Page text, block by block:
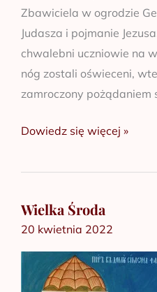
Zbawiciela w ogrodzie
Judasza i pojmanie
chwalebni uczniowie na
nóg zostali oświeceni,
zamroczony
Dowiedz się więcej »
Wielka Środa
20 kwietnia 2022
Wielka
Środa